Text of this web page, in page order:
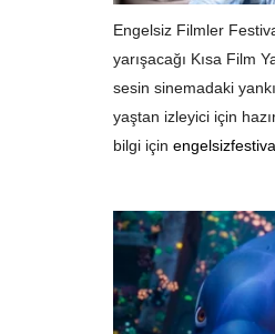
Engelsiz Filmler
yarışacağı Kısa Film
sesin sinemadaki
yaştan izleyici için
bilgi için